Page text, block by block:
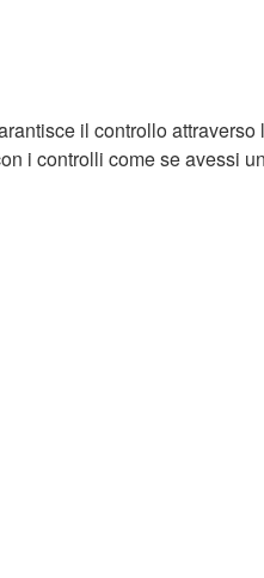
il controllo attraverso
i controlli come se avessi